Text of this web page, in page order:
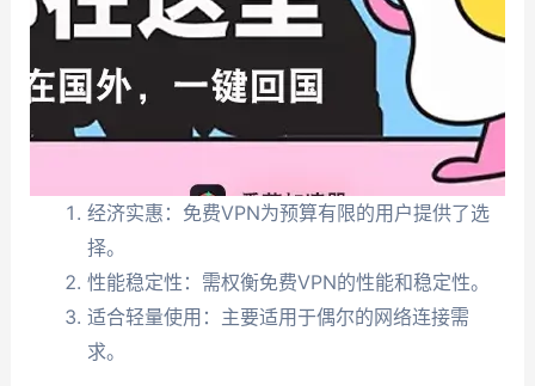
经济实惠：免费VPN为预算有限的用户提供了选
择。
性能稳定性：需权衡免费VPN的性能和稳定性。
适合轻量使用：主要适用于偶尔的网络连接需
求。